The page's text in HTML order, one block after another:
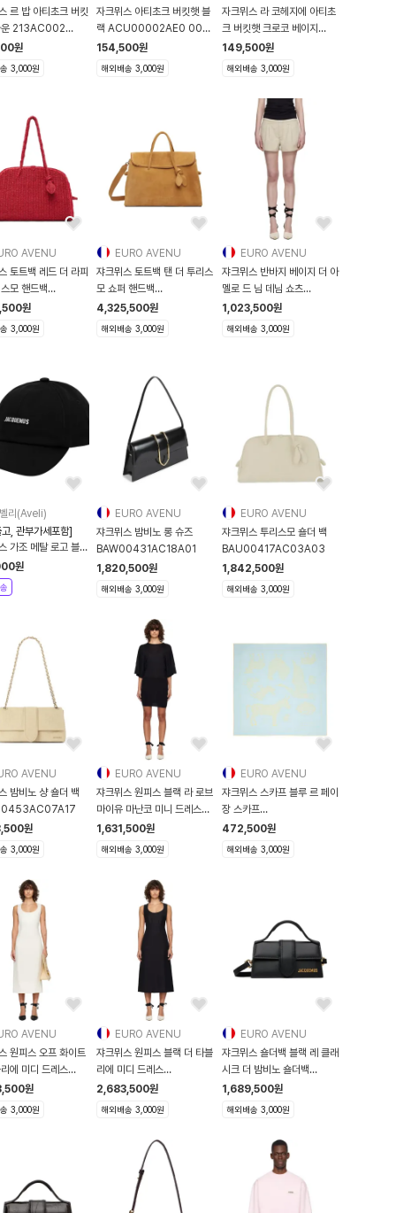
르 밥 아티초크 버킷
운 213AC002
213AC002
원
3,000원
자크뮈스 아티초크 버킷햇 블
랙 ACU00002AE0 0014
990 ACU00002AE0-
154,500원
해외배송 3,000원
자크뮈스 라 코헤지에 아티초
크 버킷햇 크로코 베이지
213AC00
149,500원
해외배송 3,000원
AVENU
토트백 레드 더 라피
모 핸드백
원
3,000원
EURO AVENU
쟈크뮈스 토트백 탠 더 투리스
모 쇼퍼 핸드백
261553F046027
4,325,500원
해외배송 3,000원
EURO AVENU
쟈크뮈스 반바지 베이지 더 아
멜로 드 님 데님 쇼츠
261553F0880
1,023,500원
해외배송 3,000원
리(Aveli)
, 관부가세포함]
가조 메탈 로고 블랙
캡원
EURO AVENU
쟈크뮈스 밤비노 롱 슈즈
BAW00431AC18A01
1,820,500원
해외배송 3,000원
EURO AVENU
쟈크뮈스 투리스모 숄더 백
BAU00417AC03A03
1,842,500원
해외배송 3,000원
AVENU
밤비노 샹 숄더 백
원
3,000원
EURO AVENU
쟈크뮈스 원피스 블랙 라 로브
마이유 마난코 미니 드레스
26
1,631,500원
해외배송 3,000원
EURO AVENU
쟈크뮈스 스카프 블루 르 페이
장 스카프
261553M150014
472,500원
해외배송 3,000원
AVENU
원피스 오프 화이트
에 미디 드레스
원
3,000원
EURO AVENU
쟈크뮈스 원피스 블랙 더 타블
리에 미디 드레스
261553F054001
2,683,500원
해외배송 3,000원
EURO AVENU
쟈크뮈스 숄더백 블랙 레 클래
시크 더 밤비노 숄더백
261553F04
1,689,500원
해외배송 3,000원